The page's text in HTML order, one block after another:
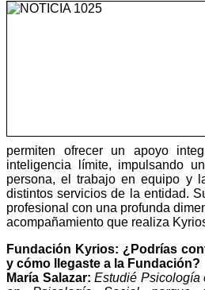
permiten ofrecer un apoyo
inteligencia límite, impulsando
persona, el trabajo en equipo y
distintos servicios de la entidad.
profesional con una profunda
acompañamiento que realiza
Fundación Kyrios: ¿Podrías
y cómo llegaste a la Fundación?
María Salazar: Estudié Psicología